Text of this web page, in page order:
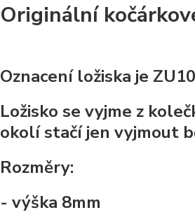
Originální
Oznacení ložiska je
Ložisko se vyjme z
okolí stačí jen vyjmout
Rozměry:
- výška 8mm